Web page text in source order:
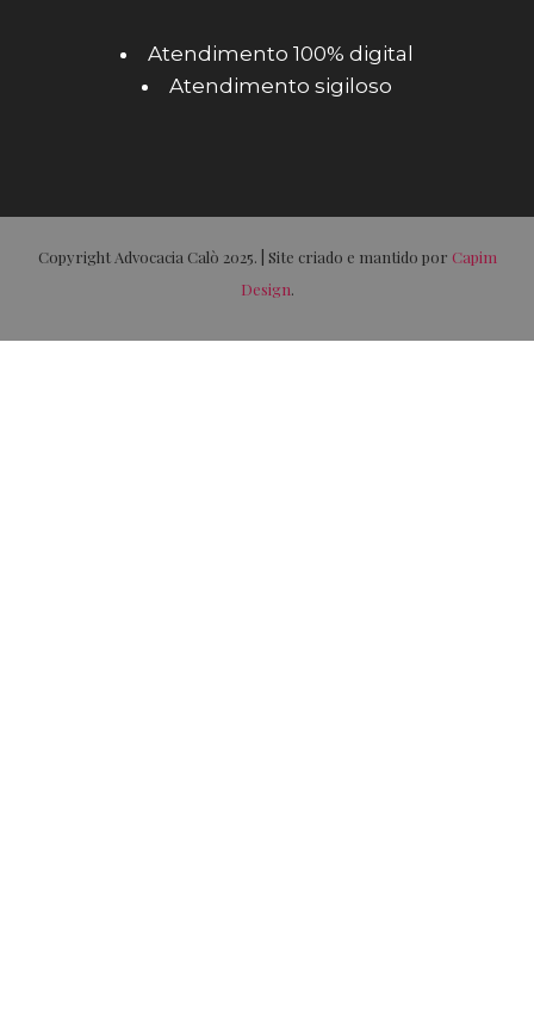
Atendimento 100% digital
Atendimento sigiloso
Copyright Advocacia Calò 2025. | Site criado e mantido por Capim
Design.